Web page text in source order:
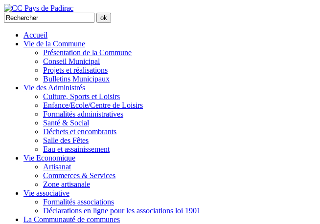
Accueil
Vie de la Commune
Présentation de la Commune
Conseil Municipal
Projets et réalisations
Bulletins Municipaux
Vie des Administrés
Culture, Sports et Loisirs
Enfance/Ecole/Centre de Loisirs
Formalités administratives
Santé & Social
Déchets et encombrants
Salle des Fêtes
Eau et assainissement
Vie Economique
Artisanat
Commerces & Services
Zone artisanale
Vie associative
Formalités associations
Déclarations en ligne pour les associations loi 1901
La Communauté de communes